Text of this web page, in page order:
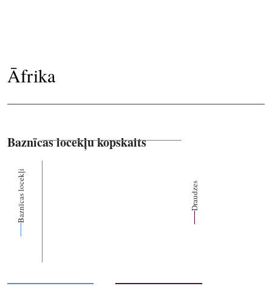
Āfrika
Baznīcas locekļu kopskaits
Baznīcas locekļi Draudzes